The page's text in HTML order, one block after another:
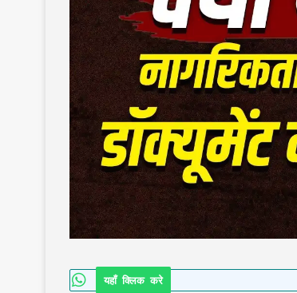
यहाँ क्लिक करे